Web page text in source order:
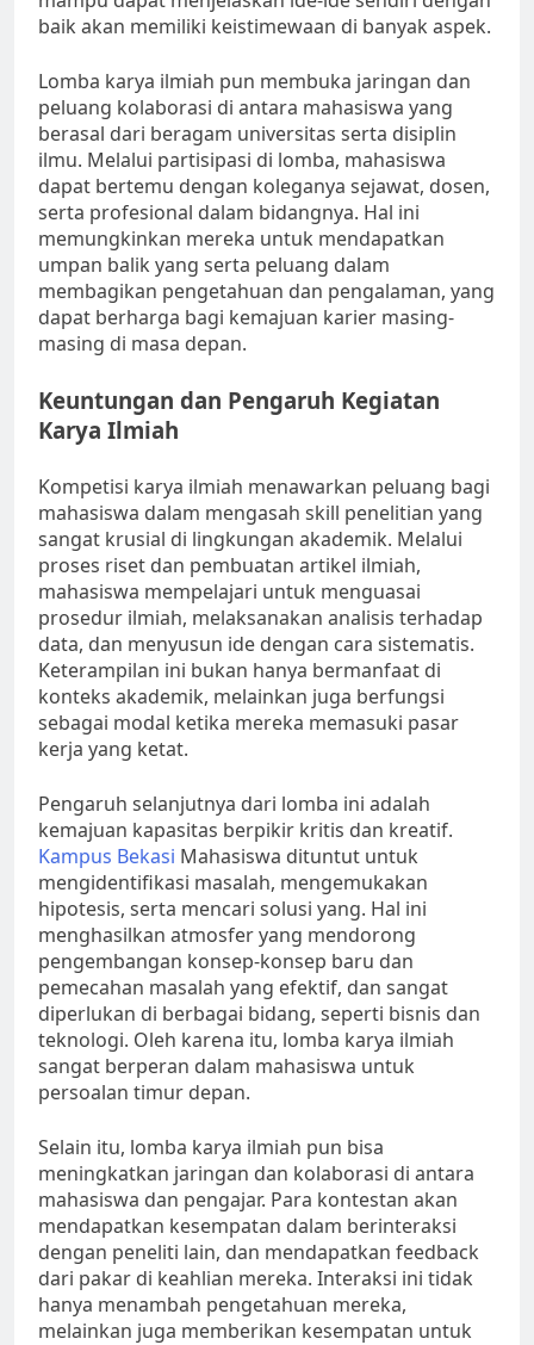
baik akan memiliki keistimewaan di banyak aspek.
Lomba karya ilmiah pun membuka jaringan dan
peluang kolaborasi di antara mahasiswa yang
berasal dari beragam universitas serta disiplin
ilmu. Melalui partisipasi di lomba, mahasiswa
dapat bertemu dengan koleganya sejawat, dosen,
serta profesional dalam bidangnya. Hal ini
memungkinkan mereka untuk mendapatkan
umpan balik yang serta peluang dalam
membagikan pengetahuan dan pengalaman, yang
dapat berharga bagi kemajuan karier masing-
masing di masa depan.
Keuntungan dan Pengaruh Kegiatan
Karya Ilmiah
Kompetisi karya ilmiah menawarkan peluang bagi
mahasiswa dalam mengasah skill penelitian yang
sangat krusial di lingkungan akademik. Melalui
proses riset dan pembuatan artikel ilmiah,
mahasiswa mempelajari untuk menguasai
prosedur ilmiah, melaksanakan analisis terhadap
data, dan menyusun ide dengan cara sistematis.
Keterampilan ini bukan hanya bermanfaat di
konteks akademik, melainkan juga berfungsi
sebagai modal ketika mereka memasuki pasar
kerja yang ketat.
Pengaruh selanjutnya dari lomba ini adalah
kemajuan kapasitas berpikir kritis dan kreatif.
Kampus Bekasi Mahasiswa dituntut untuk
mengidentifikasi masalah, mengemukakan
hipotesis, serta mencari solusi yang. Hal ini
menghasilkan atmosfer yang mendorong
pengembangan konsep-konsep baru dan
pemecahan masalah yang efektif, dan sangat
diperlukan di berbagai bidang, seperti bisnis dan
teknologi. Oleh karena itu, lomba karya ilmiah
sangat berperan dalam mahasiswa untuk
persoalan timur depan.
Selain itu, lomba karya ilmiah pun bisa
meningkatkan jaringan dan kolaborasi di antara
mahasiswa dan pengajar. Para kontestan akan
mendapatkan kesempatan dalam berinteraksi
dengan peneliti lain, dan mendapatkan feedback
dari pakar di keahlian mereka. Interaksi ini tidak
hanya menambah pengetahuan mereka,
melainkan juga memberikan kesempatan untuk